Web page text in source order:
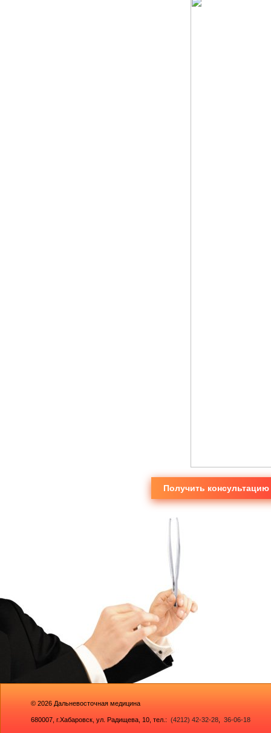
Получить консультацию
© 2026 Дальневосточная медицина
680007, г.Хабаровск, ул. Радищева, 10 , тел.: (4212) 42-32-28 36-06-18